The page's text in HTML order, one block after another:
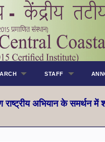
STAFF
अभियान के समर्थन में